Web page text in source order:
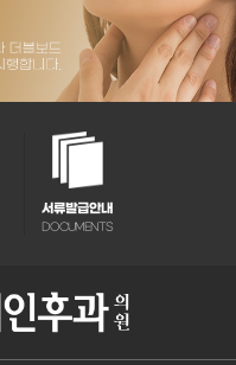
서류발급안내
DOCUMENTS